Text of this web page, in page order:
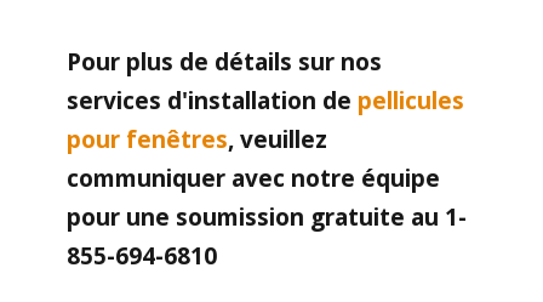
Pour plus de détails sur nos
services d'installation de pellicules
pour fenêtres, veuillez
communiquer avec notre équipe
pour une soumission gratuite au 1-
855-694-6810